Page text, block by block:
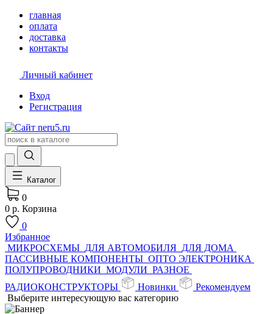
главная
оплата
доставка
контакты
Личный кабинет
Вход
Регистрация
Каталог
0
0 р. Корзина
0
Избранное
МИКРОСХЕМЫ ДЛЯ АВТОМОБИЛЯ ДЛЯ ДОМА
ПАССИВНЫЕ КОМПОНЕНТЫ ОПТО ЭЛЕКТРОНИКА
ПОЛУПРОВОДНИКИ МОДУЛИ РАЗНОЕ
РАДИОКОНСТРУКТОРЫ
Новинки
Рекомендуем
Выберите интересующую вас категорию